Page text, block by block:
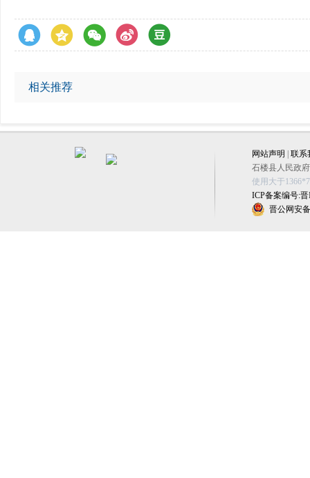
相关推荐
网站声明
联系
石楼县人民政
使用大于
ICP备案编号:晋
晋公网安